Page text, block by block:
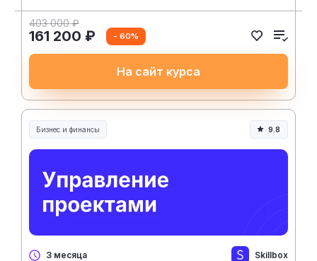
403 000 ₽
161 200 ₽ - 60%
На сайт курса
Бизнес и финансы 9.8
3 месяца Skillbox